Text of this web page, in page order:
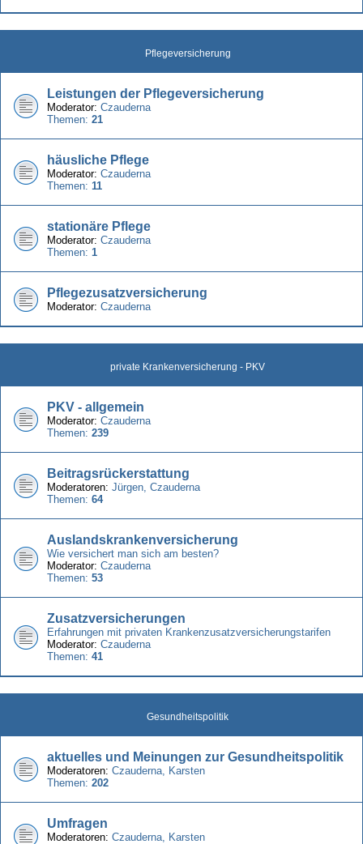
Pflegeversicherung
Leistungen der Pflegeversicherung
Moderator: Czauderna
Themen: 21
häusliche Pflege
Moderator: Czauderna
Themen: 11
stationäre Pflege
Moderator: Czauderna
Themen: 1
Pflegezusatzversicherung
Moderator: Czauderna
private Krankenversicherung - PKV
PKV - allgemein
Moderator: Czauderna
Themen: 239
Beitragsrückerstattung
Moderatoren: Jürgen, Czauderna
Themen: 64
Auslandskrankenversicherung
Wie versichert man sich am besten?
Moderator: Czauderna
Themen: 53
Zusatzversicherungen
Erfahrungen mit privaten Krankenzusatzversicherungstarifen
Moderator: Czauderna
Themen: 41
Gesundheitspolitik
aktuelles und Meinungen zur Gesundheitspolitik
Moderatoren: Czauderna, Karsten
Themen: 202
Umfragen
Moderatoren: Czauderna, Karsten